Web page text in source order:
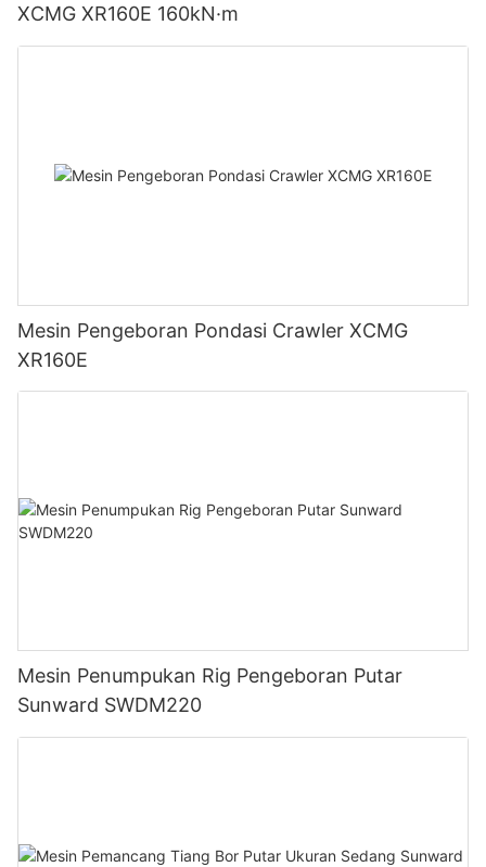
XCMG XR160E 160kN·m
Mesin Pengeboran Pondasi Crawler XCMG
XR160E
Mesin Penumpukan Rig Pengeboran Putar
Sunward SWDM220